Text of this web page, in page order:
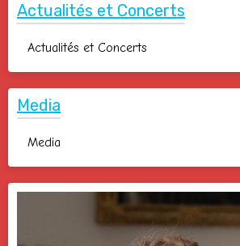
Actualités et Concerts
Actualités et Concerts
Media
Media